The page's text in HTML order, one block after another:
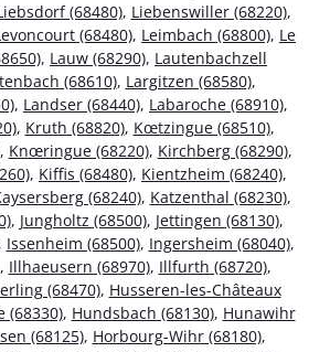
(68480), Liebenswiller (68220),
(68480), Leimbach (68800), Le
, Lauw (68290), Lautenbachzell
(68610), Largitzen (68580),
, Landser (68440), Labaroche (68910),
, Kruth (68820), Kœtzingue (68510),
, Knœringue (68220), Kirchberg (68290),
, Kiffis (68480), Kientzheim (68240),
(68240), Katzenthal (68230),
, Jungholtz (68500), Jettingen (68130),
Issenheim (68500), Ingersheim (68040),
, Illhaeusern (68970), Illfurth (68720),
(68470), Husseren-les-Châteaux
(68330), Hundsbach (68130), Hunawihr
(68125), Horbourg-Wihr (68180),